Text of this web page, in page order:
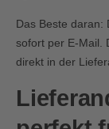
Das Beste daran:
sofort per E-Mail.
direkt in der